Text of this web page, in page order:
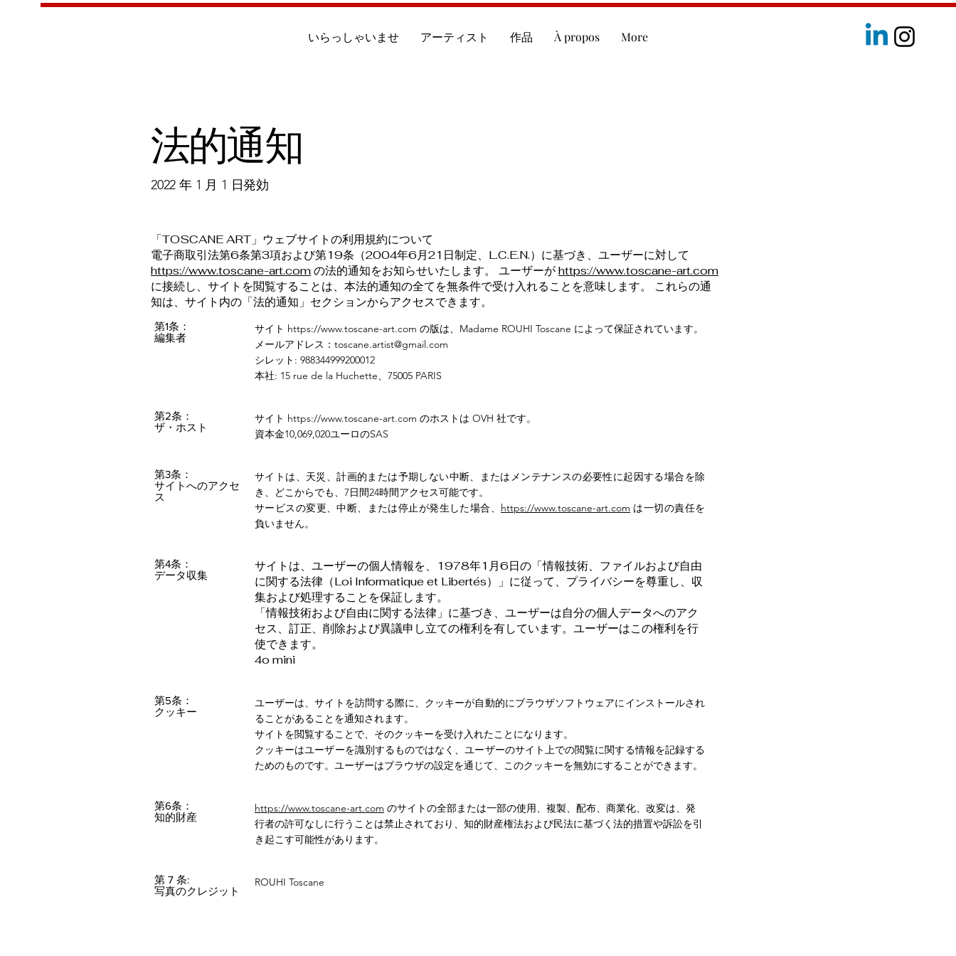
いらっしゃいませ アーティスト 作品 À propos More
法的通知
2022 年 1 月 1 日発効
「TOSCANE ART」ウェブサイトの利用規約について
電子商取引法第6条第3項および第19条（2004年6月21日制定、L.C.E.N.）に基づき、ユーザーに対して
https://www.toscane-art.comの法的通知をお知らせいたします。 ユーザーがhttps://www.toscane-art.com
に接続し、サイトを閲覧することは、本法的通知の全てを無条件で受け入れることを意味します。 これらの通
知は、サイト内の「法的通知」セクションからアクセスできます。
第1条：
編集者
サイト https://www.toscane-art.com の版は、Madame ROUHI Toscane によって保証されています。
メールアドレス： toscane.artist@gmail.com
シレット: 988344999200012
本社: 15 rue de la Huchette、75005 PARIS
第2条：
ザ・ホスト
サイト https://www.toscane-art.com のホストは OVH 社です。
資本金10,069,020ユーロのSAS
第3条：
サイトへのアクセ
ス
サイトは、天災、計画的または予期しない中断、またはメンテナンスの必要性に起因する場合を除
き、どこからでも、7日間24時間アクセス可能です。
サービスの変更、中断、または停止が発生した場合、 https://www.toscane-art.com は一切の責任を
負いません。
第4条：
データ収集
サイトは、ユーザーの個人情報を、1978年1月6日の「情報技術、ファイルおよび自由
に関する法律（Loi Informatique et Libertés）」に従って、プライバシーを尊重し、収
集および処理することを保証します。
「情報技術および自由に関する法律」に基づき、ユーザーは自分の個人データへのアク
セス、訂正、削除および異議申し立ての権利を有しています。ユーザーはこの権利を行
使できます。
4o mini
第5条：
クッキー
ユーザーは、サイトを訪問する際に、クッキーが自動的にブラウザソフトウェアにインストールされ
ることがあることを通知されます。
サイトを閲覧することで、そのクッキーを受け入れたことになります。
クッキーはユーザーを識別するものではなく、ユーザーのサイト上での閲覧に関する情報を記録する
ためのものです。ユーザーはブラウザの設定を通じて、このクッキーを無効にすることができます。
第6条：
知的財産
https://www.toscane-art.com のサイトの全部または一部の使用、複製、配布、商業化、改変は、発
行者の許可なしに行うことは禁止されており、知的財産権法および民法に基づく法的措置や訴訟を引
き起こす可能性があります。
第 7 条:
写真のクレジット
ROUHI Toscane